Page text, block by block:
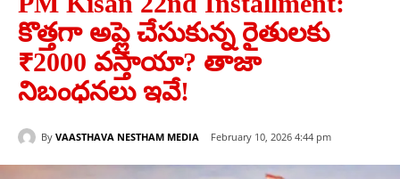
కొత్తగా అప్లై చేసుకున్న రైతులకు
₹2000 వస్తాయా? తాజా
నిబంధనలు ఇవే!
By VAASTHAVA NESTHAM MEDIA February 10, 2026 4:44 pm